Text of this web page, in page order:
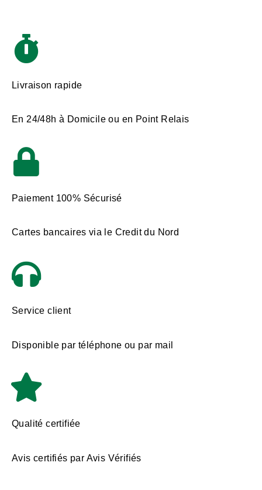
Livraison rapide
En 24/48h à Domicile ou en Point Relais
Paiement 100% Sécurisé
Cartes bancaires via le Credit du Nord
Service client
Disponible par téléphone ou par mail
Qualité certifiée
Avis certifiés par Avis Vérifiés